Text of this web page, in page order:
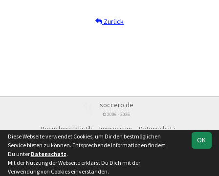
Team Kreisoberliga
Zurück
soccero.de
© 2006 - 2026
Besucherstatistik Impressum
Datenschutz
OK
Diese Webseite verwendet Cookies, um Dir den bestmöglichen
Service bieten zu können. Entsprechende Informationen findest
Du unter Datenschutz.
Mit der Nutzung der Webseite erklärst Du Dich mit der
Verwendung von Cookies einverstanden.